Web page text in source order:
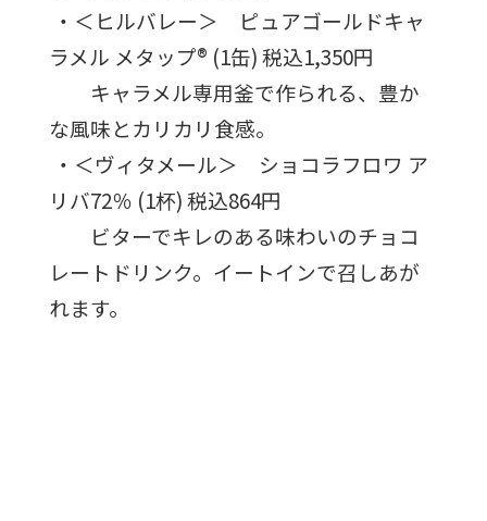
・＜ヒルバレー＞ ピュアゴールドキャ
ラメル メタップ® (1缶) 税込1,350円
キャラメル専用釜で作られる、豊か
な風味とカリカリ食感。
・＜ヴィタメール＞ ショコラフロワ ア
リバ72％ (1杯) 税込864円
ビターでキレのある味わいのチョコ
レートドリンク。イートインで召しあが
れます。